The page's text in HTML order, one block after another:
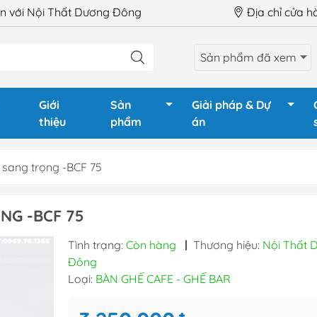
với Nội Thất Dương Đông Địa chỉ cửa
Sản phẩm đã xem
Giới
thiệu
Sản
phẩm
ĐỐC
Ghế chân quỳ
Ghế gấp - Ghế training
Tủ
Tủ tài liệu
Giải pháp & Dự
án
trọng -BCF 75
-BCF 75
Tình trạng: Còn hàng | Thương hiệu: Nội Thất
Đông
Loại: BÀN GHẾ CAFE - GHẾ BAR